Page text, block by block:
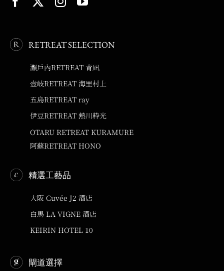
RETREAT SELECTION
瀨戶內RETREAT 青凪
壹岐RETREAT 海里村上
五島RETREAT ray
伊豆RETREAT 熱川粋光
OTARU RETREAT KURAMURE
阿蘇RETREAT HONO
精選工藝品
大阪 Cuvée J2 酒店
白馬 LA VIGNE 酒店
KEIRIN HOTEL 10
閘道選擇